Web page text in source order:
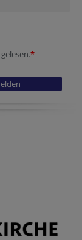
gelesen.*